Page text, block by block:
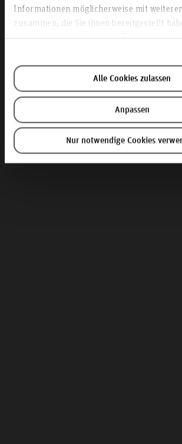
Informationen möglicherweise mit
zusammen, die Sie ihnen bereitgestellt
Alle Cookies zulassen
Anpassen
Nur notwendige Cookies
Neue Bewerbungsfrist: 1.
bis 31. Mai des jeweiligen